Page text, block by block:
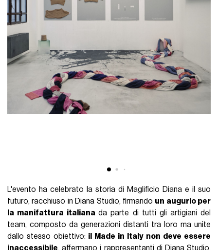
L'evento ha celebrato la storia di Maglificio Diana e il suo
futuro, racchiuso in Diana Studio, firmando un augurio per
la manifattura italianada parte di tutti gli artigiani del
team, composto da generazioni distanti tra loro ma unite
dallo stesso obiettivo: il Made in Italy non deve essere
inaccessibile, affermano i rappresentanti di Diana Studio,